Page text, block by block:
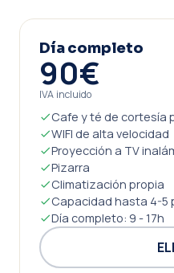
Día completo
90€
IVA incluido
Cafe y té de cortesía
WIFI de alta velocidad
Proyección a TV
Pizarra
Climatización propia
Capacidad hasta 4-5
Día completo: 9 - 17h